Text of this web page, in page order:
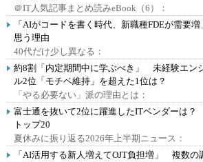
＠IT人気記事まとめ読みeBook（6）：
「AIがコードを書く時代、新職種FDEが需要
思う理由
40代だけ少し異なる：
約8割「内定期間中に学ぶべき」 未経験エン
ル2位「モチベ維持」を超えた1位は？
「やる必要ない」派の理由とは：
富士通を抜いて2位に躍進したITベンダーは
トップ20
夏休みに振り返る2026年上半期ニュース：
「AI活用する新人増えてOJT負担増」 複数の